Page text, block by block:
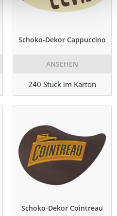
Schoko-Dekor Cappuccino
ANSEHEN
240 Stück im Karton
Schoko-Dekor Cointreau